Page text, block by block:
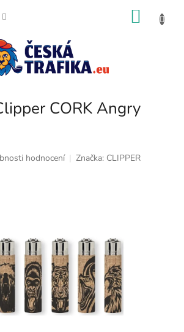
CORK Angry
hodnocení Značka: CLIPPER